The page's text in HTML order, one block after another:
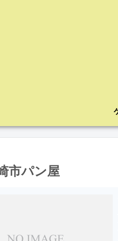
市パン屋